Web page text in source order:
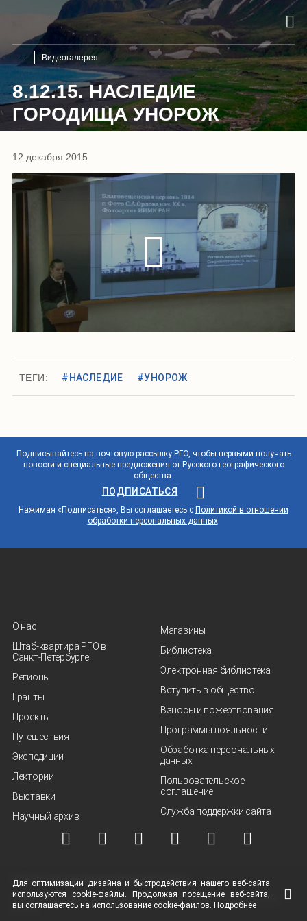
Видеогалерея
8.12.15. НАСЛЕДИЕ
ГОРОДИЩА УНОРОЖ
12 декабря 2015
ТЕГИ: #НАСЛЕДИЕ #УНОРОЖ
Подписывайтесь на почтовую рассылку РГО, чтобы первыми получать
новости и специальные предложения от Русского географического
общества.
ПОДПИСАТЬСЯ
Нажимая «Подписаться», Вы соглашаетесь с Политикой в отношении
обработки персональных данных.
О нас
Штаб-квартира РГО в
Санкт‑Петербурге
Регионы
Гранты
Проекты
Путешествия
Экспедиции
Лектории
Выставки
Научный архив
Магазины
Библиотека
Электронная библиотека
Вступить в общество
Взносы и пожертвования
Программы лояльности
Обработка персональных
данных
Пользовательское
соглашение
Служба поддержки сайта
© ВОО "Русское географическое общество", 2013-2026 г.
Условия использования материалов
Политика защиты и обработки персональных
данных
Для оптимизации дизайна и быстродействия нашего веб-сайта
используются cookie-файлы. Продолжая посещение веб-сайта,
вы соглашаетесь на использование cookie-файлов. Подробнее